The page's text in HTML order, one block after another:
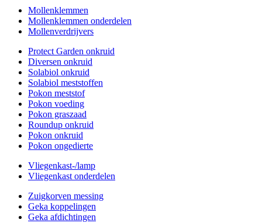
Mollenklemmen
Mollenklemmen onderdelen
Mollenverdrijvers
Protect Garden onkruid
Diversen onkruid
Solabiol onkruid
Solabiol meststoffen
Pokon meststof
Pokon voeding
Pokon graszaad
Roundup onkruid
Pokon onkruid
Pokon ongedierte
Vliegenkast-/lamp
Vliegenkast onderdelen
Zuigkorven messing
Geka koppelingen
Geka afdichtingen